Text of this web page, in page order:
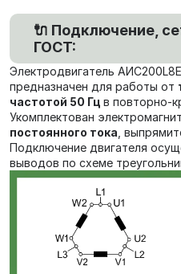
🔌 Подключение,
ГОСТ:
Электродвигатель
предназначен для работы от
частотой 50 Гц в повторно-
Укомплектован
постоянного тока ,
Подключение двигателя
выводов по схеме